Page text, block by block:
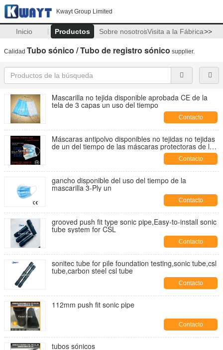
Kwayt Group Limited
Inicio Productos Sobre nosotrosVisita a la Fábrica>>
Calidad Tubo sónico / Tubo de registro sónico supplier.
Mascarilla no tejida disponible aprobada CE de la
tela de 3 capas un uso del tiempo
Contacto
Máscaras antipolvo disponibles no tejidas no tejidas
de un del tiempo de las máscaras protectoras de la
mascarilla de 3 capas gancho del uso Contacto
gancho disponible del uso del tiempo de la
mascarilla 3-Ply un
Contacto
grooved push fit type sonic pipe,Easy-to-install sonic
tube system for CSL
Contacto
sonitec tube for pile foundation testing,sonic tube,csl
tube,carbon steel csl tube
Contacto
112mm push fit sonic pipe
Contacto
tubos sónicos